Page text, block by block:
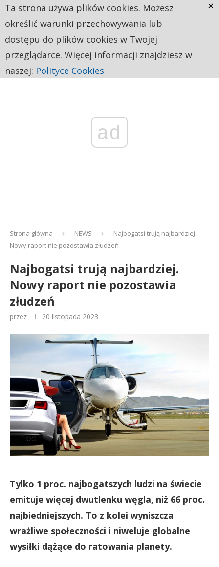
ad
Strona główna NEWS
Najbogatsi trują najbardziej.
Nowy raport nie pozostawia złudzeń
Najbogatsi trują najbardziej.
Nowy raport nie pozostawia
złudzeń
przez 20 listopada 2023
Tylko 1 proc. najbogatszych ludzi na świecie
emituje więcej dwutlenku węgla, niż 66 proc.
najbiedniejszych. To z kolei wyniszcza
wrażliwe społeczności i niweluje globalne
wysiłki dążące do ratowania planety.
Ta strona używa plików cookies. Możesz
określić warunki przechowywania lub
dostępu do plików cookies w Twojej
przeglądarce. Więcej informacji znajdziesz w
naszej: Polityce Cookies
×